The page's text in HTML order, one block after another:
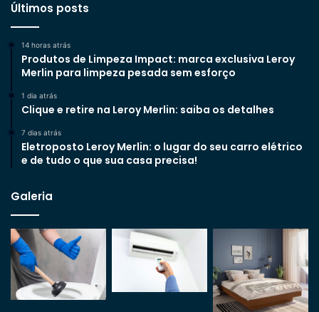
Últimos posts
14 horas atrás
Produtos de Limpeza Impact: marca exclusiva Leroy
Merlin para limpeza pesada sem esforço
1 dia atrás
Clique e retire na Leroy Merlin: saiba os detalhes
7 dias atrás
Eletroposto Leroy Merlin: o lugar do seu carro elétrico
e de tudo o que sua casa precisa!
Galeria